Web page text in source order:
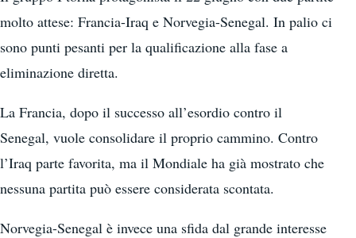
molto attese: Francia-Iraq e Norvegia-Senegal. In palio ci
sono punti pesanti per la qualificazione alla fase a
eliminazione diretta.
La Francia, dopo il successo all’esordio contro il
Senegal, vuole consolidare il proprio cammino. Contro
l’Iraq parte favorita, ma il Mondiale ha già mostrato che
nessuna partita può essere considerata scontata.
Norvegia-Senegal è invece una sfida dal grande interesse